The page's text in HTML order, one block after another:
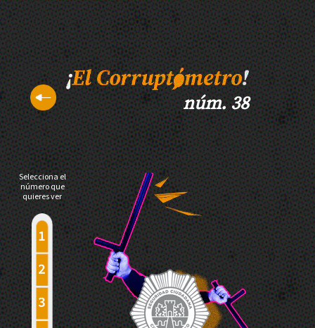
núm. 38
Selecciona el
número que
quieres ver